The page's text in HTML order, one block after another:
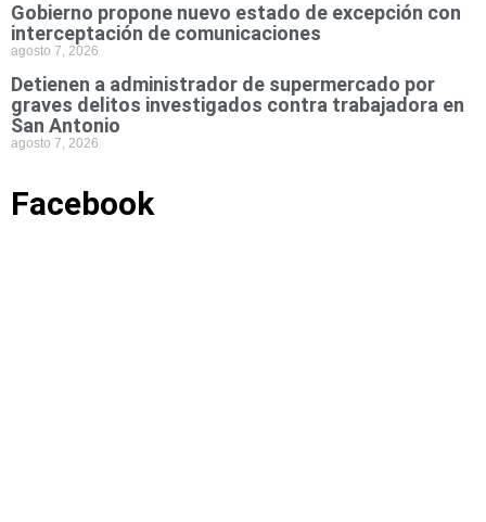
Gobierno propone nuevo estado de excepción con
interceptación de comunicaciones
agosto 7, 2026
Detienen a administrador de supermercado por
graves delitos investigados contra trabajadora en
San Antonio
agosto 7, 2026
Facebook